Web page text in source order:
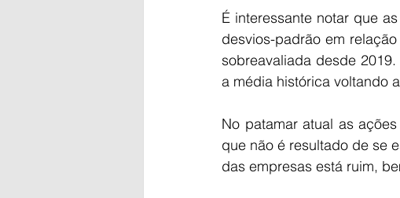
É interessante notar que
desvios-padrão em
sobreavaliada desde
a média histórica voltando
No patamar atual as
que não é resultado de se
das empresas está ruim,